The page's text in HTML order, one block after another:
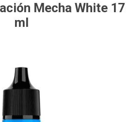
Mecha White 17
ml